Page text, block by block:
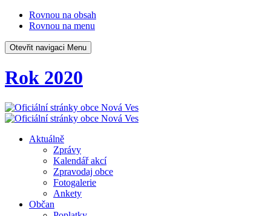
Rovnou na obsah
Rovnou na menu
Otevřit navigaci Menu
Rok 2020
Aktuálně
Zprávy
Kalendář akcí
Zpravodaj obce
Fotogalerie
Ankety
Občan